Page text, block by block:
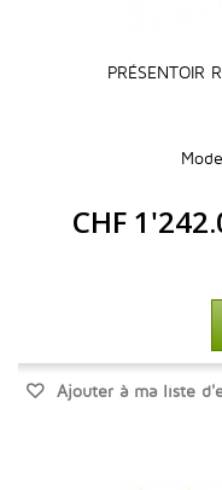
PRÉSENTOIR
CHF
Ajouter à ma liste